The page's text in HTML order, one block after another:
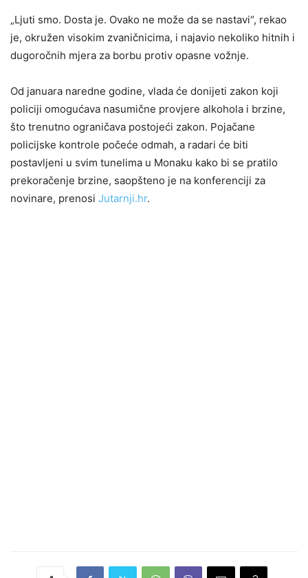
„Ljuti smo. Dosta je. Ovako ne može da se nastavi“, rekao
je, okružen visokim zvaničnicima, i najavio nekoliko hitnih i
dugoročnih mjera za borbu protiv opasne vožnje.
Od januara naredne godine, vlada će donijeti zakon koji
policiji omogućava nasumične provjere alkohola i brzine,
što trenutno ograničava postojeći zakon. Pojačane
policijske kontrole počeće odmah, a radari će biti
postavljeni u svim tunelima u Monaku kako bi se pratilo
prekoračenje brzine, saopšteno je na konferenciji za
novinare, prenosi Jutarnji.hr.